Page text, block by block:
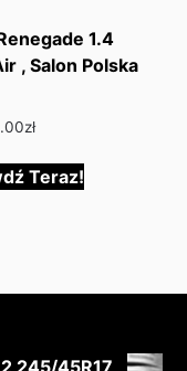
1.4
, Salon Polska
zł
Teraz!
245/45R17